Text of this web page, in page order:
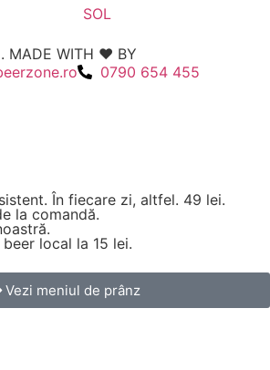
MADE WITH ❤️ BY
0790 654 455
În fiecare zi, altfel. 49 lei.
la comandă.
local la 15 lei.
Vezi meniul de prânz